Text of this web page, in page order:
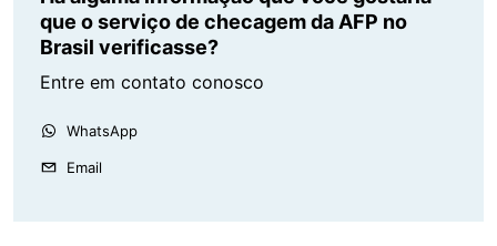
que o serviço de checagem da AFP no
Brasil verificasse?
Entre em contato conosco
WhatsApp
Email